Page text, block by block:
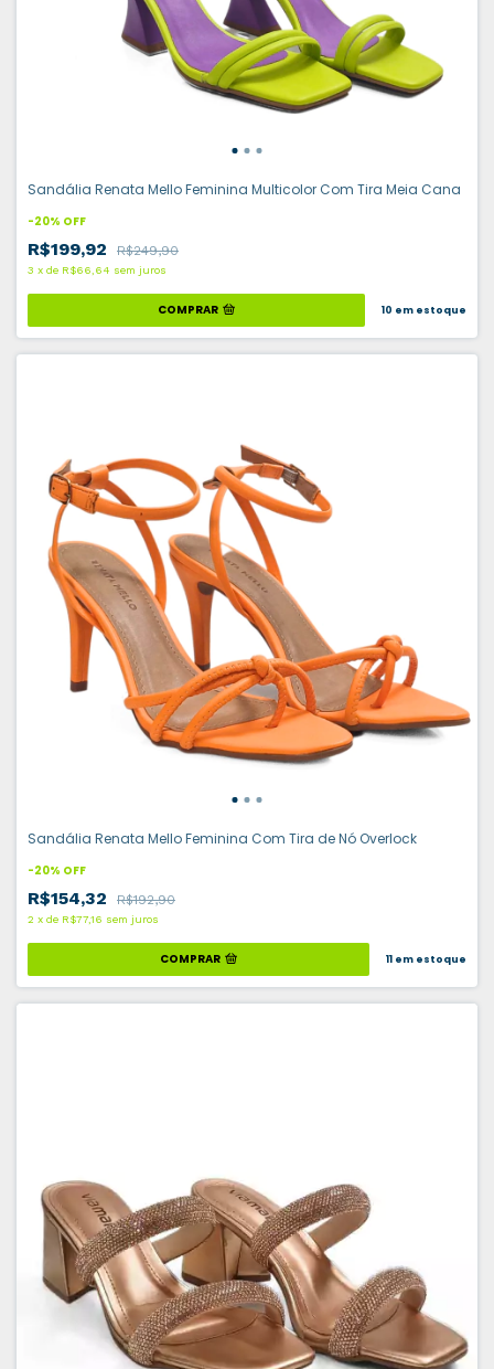
Sandália Renata Mello Feminina Multicolor Com Tira Meia Cana
-20% OFF
R$199,92 R$249,90
3 x de R$66,64 sem juros
COMPRAR 10 em estoque
Sandália Renata Mello Feminina Com Tira de Nó Overlock
-20% OFF
R$154,32 R$192,90
2 x de R$77,16 sem juros
COMPRAR 11 em estoque